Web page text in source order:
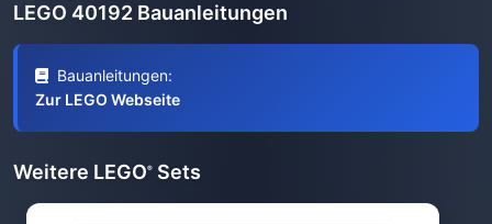
LEGO 40192 Bauanleitungen
Bauanleitungen:
Zur LEGO Webseite
Weitere LEGO® Sets